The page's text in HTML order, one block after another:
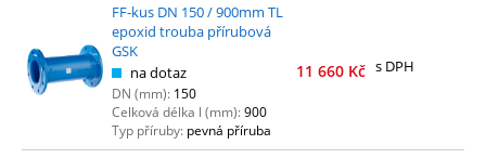
FF-kus DN 150 / 900mm TL
epoxid trouba přírubová
GSK
na dotaz
DN (mm): 150
Celková délka l (mm):900
Typ příruby: pevná příruba
11 660 Kč s DPH